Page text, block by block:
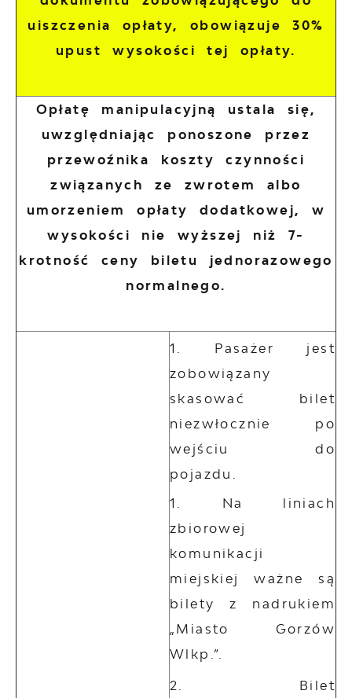
uiszczenia opłaty, obowiązuje 30%
upust wysokości tej opłaty.
Opłatę manipulacyjną ustala się,
uwzględniając ponoszone przez
przewoźnika koszty czynności
związanych ze zwrotem albo
umorzeniem opłaty dodatkowej, w
wysokości nie wyższej niż 7-
krotność ceny biletu jednorazowego
normalnego.
Pasażer jest
zobowiązany
skasować bilet
niezwłocznie po
wejściu do
pojazdu.
Na liniach
zbiorowej
komunikacji
miejskiej ważne są
bilety z nadrukiem
„Miasto Gorzów
Wlkp.”.
Bilet